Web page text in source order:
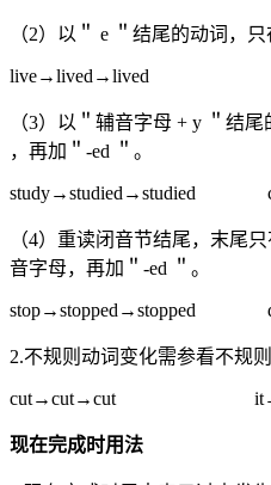
（2）以＂ e ＂结尾的动词，只
live→lived→lived
（3）以＂辅音字母 + y ＂结
，再加＂-ed ＂。
study→studied→studied
（4）重读闭音节结尾，末尾
音字母，再加＂-ed ＂。
stop→stopped→stopped
2.不规则动词变化需参看不规
cut→cut→cut
现在完成时用法